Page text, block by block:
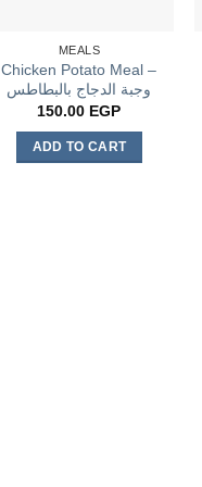
MEALS
Chicken Potato Meal –
وجبة الدجاج بالبطاطس
150.00 EGP
ADD TO CART